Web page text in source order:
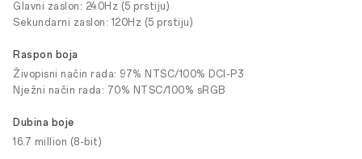
Glavni zaslon: 240Hz (5 prstiju)
Sekundarni zaslon: 120Hz (5 prstiju)
Raspon boja
Živopisni način rada: 97% NTSC/100% DCI-P3
Nježni način rada: 70% NTSC/100% sRGB
Dubina boje
16.7 million (8-bit)